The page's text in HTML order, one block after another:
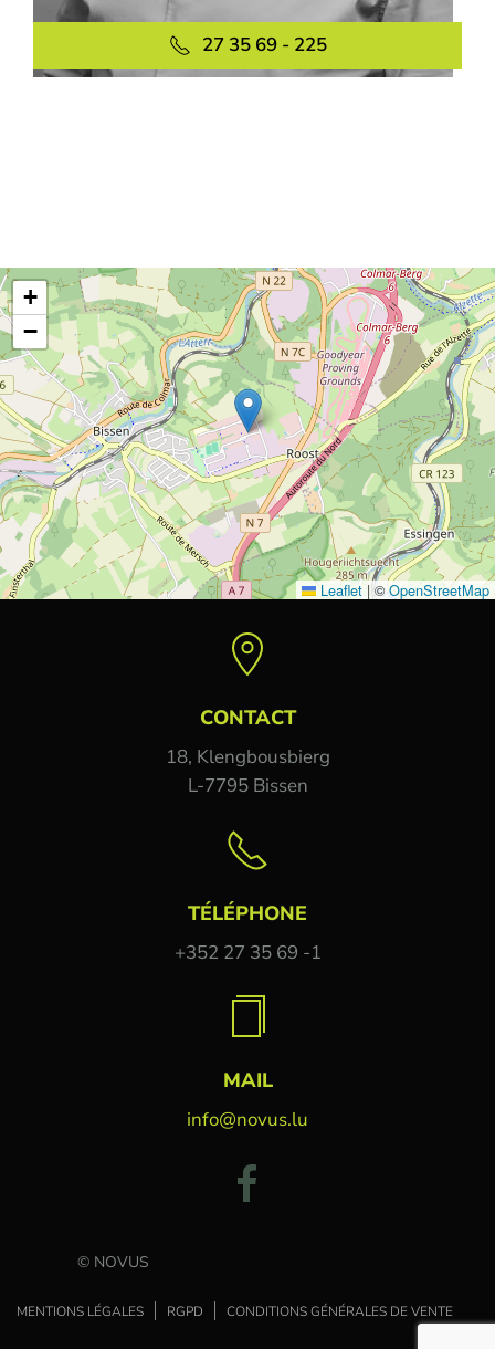
27 35 69 - 225
+
−
Leaflet | ©OpenStreetMap
CONTACT
18, Klengbousbierg
L-7795 Bissen
TÉLÉPHONE
+352 27 35 69 -1
MAIL
info@novus.lu
© NOVUS
MENTIONS LÉGALES RGPD CONDITIONS GÉNÉRALES DE VENTE